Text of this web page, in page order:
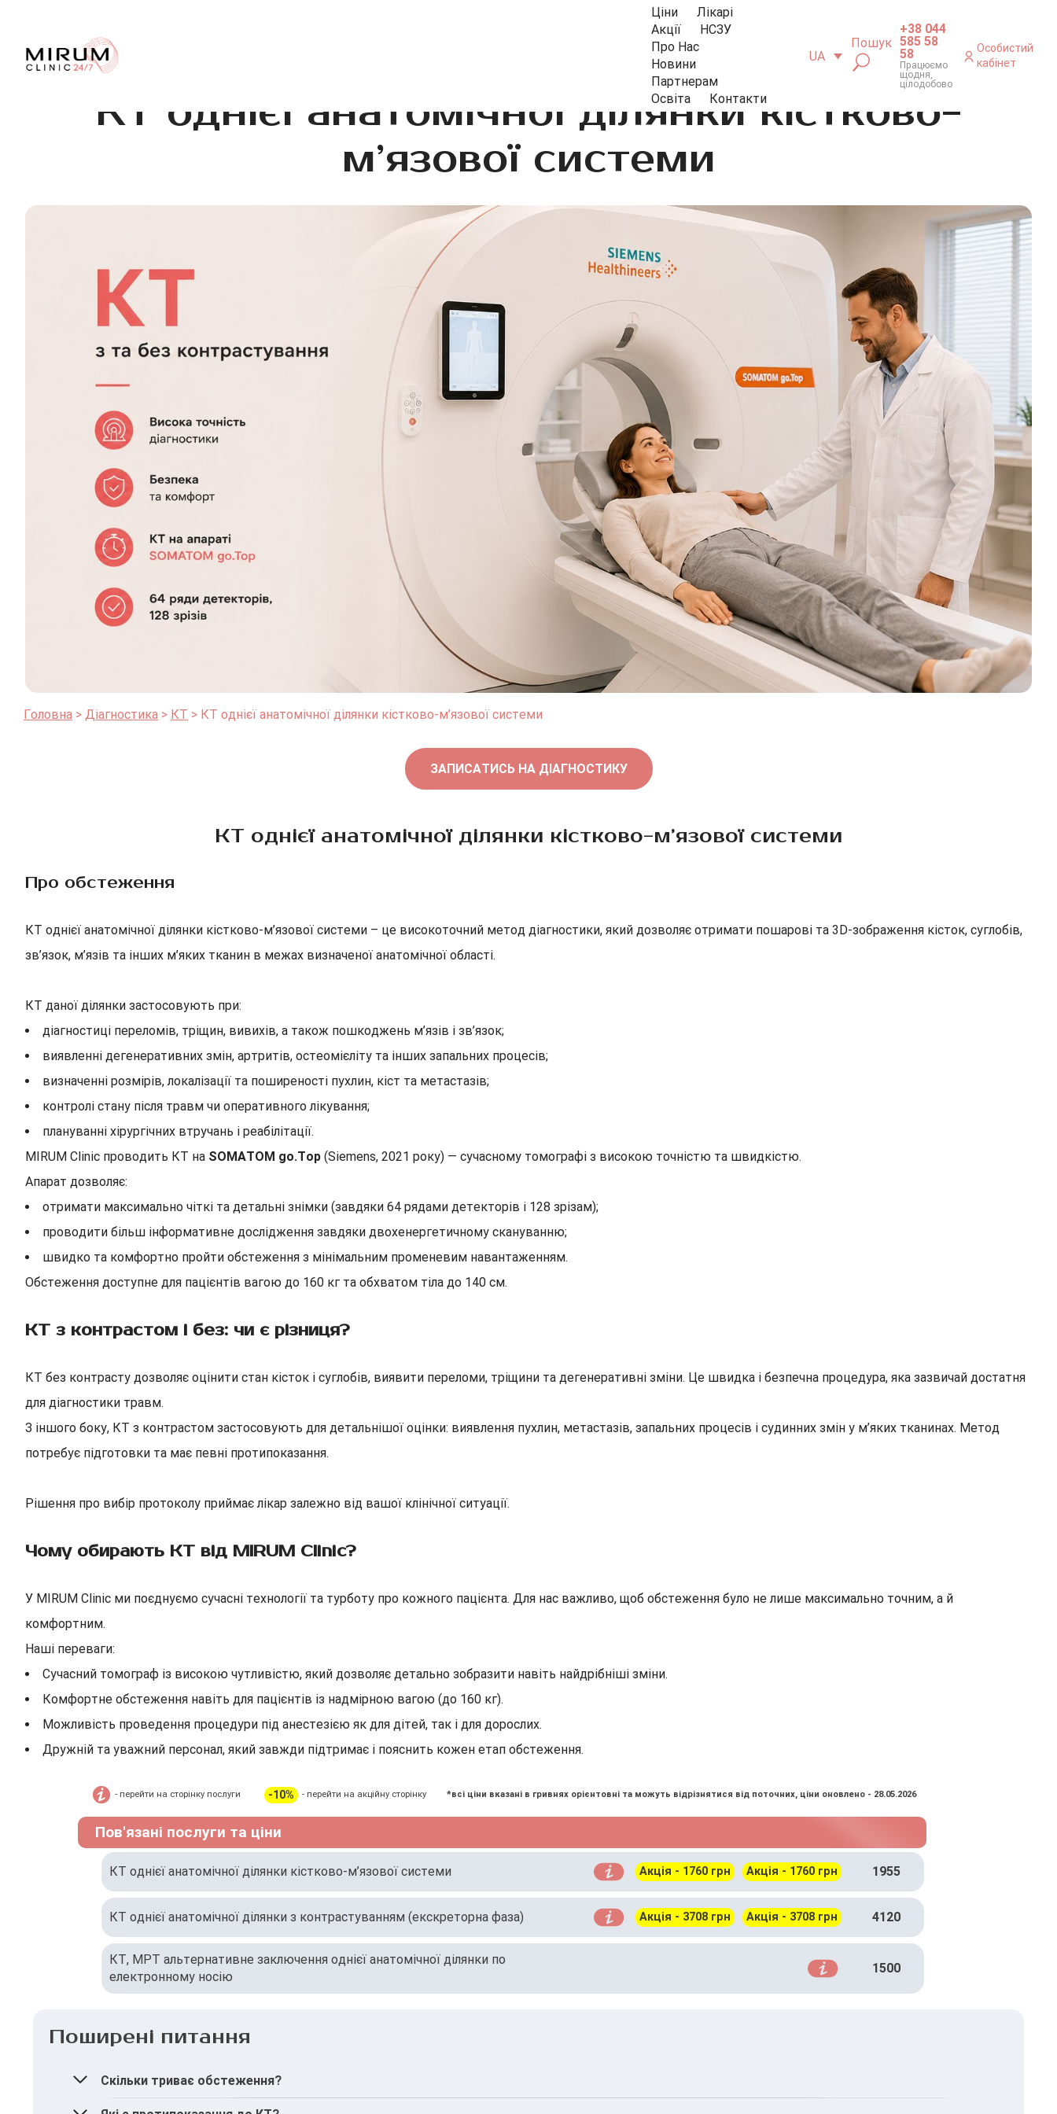
Ціни
Лікарі
Акції
НСЗУ
Про Нас
Новини
Партнерам
Освіта
Контакти
UA
Пошук
+38 044
585 58
58
Працюємо
щодня,
цілодобово
Особистий
кабінет
КТ однієї анатомічної ділянки кістково-
м’язової системи
Головна Діагностика КТ КТ однієї анатомічної ділянки кістково-м’язової системи
ЗАПИСАТИСЬ НА ДІАГНОСТИКУ
КТ однієї анатомічної ділянки кістково-м’язової системи
Про обстеження
КТ однієї анатомічної ділянки кістково-м’язової системи – це високоточний метод діагностики, який дозволяє отримати пошарові та 3D-зображення кісток, суглобів,
зв’язок, м’язів та інших м’яких тканин в межах визначеної анатомічної області.
КТ даної ділянки застосовують при:
діагностиці переломів, тріщин, вивихів, а також пошкоджень м’язів і зв’язок;
виявленні дегенеративних змін, артритів, остеомієліту та інших запальних процесів;
визначенні розмірів, локалізації та поширеності пухлин, кіст та метастазів;
контролі стану після травм чи оперативного лікування;
плануванні хірургічних втручань і реабілітації.
MIRUM Clinic проводить КТ на SOMATOM go.Top (Siemens, 2021 року) — сучасному томографі з високою точністю та швидкістю.
Апарат дозволяє:
отримати максимально чіткі та детальні знімки (завдяки 64 рядами детекторів і 128 зрізам);
проводити більш інформативне дослідження завдяки двохенергетичному скануванню;
швидко та комфортно пройти обстеження з мінімальним променевим навантаженням.
Обстеження доступне для пацієнтів вагою до 160 кг та обхватом тіла до 140 см.
КТ з контрастом і без: чи є різниця?
КТ без контрасту дозволяє оцінити стан кісток і суглобів, виявити переломи, тріщини та дегенеративні зміни. Це швидка і безпечна процедура, яка зазвичай достатня
для діагностики травм.
З іншого боку, КТ з контрастом застосовують для детальнішої оцінки: виявлення пухлин, метастазів, запальних процесів і судинних змін у м’яких тканинах. Метод
потребує підготовки та має певні протипоказання.
Рішення про вибір протоколу приймає лікар залежно від вашої клінічної ситуації.
Чому обирають КТ від MIRUM Clinic?
У MIRUM Clinic ми поєднуємо сучасні технології та турботу про кожного пацієнта. Для нас важливо, щоб обстеження було не лише максимально точним, а й
комфортним.
Наші переваги:
Сучасний томограф із високою чутливістю, який дозволяє детально зобразити навіть найдрібніші зміни.
Комфортне обстеження навіть для пацієнтів із надмірною вагою (до 160 кг).
Можливість проведення процедури під анестезією як для дітей, так і для дорослих.
Дружній та уважний персонал, який завжди підтримає і пояснить кожен етап обстеження.
- перейти на сторінку послуги -10% - перейти на акційну сторінку *всі ціни вказані в гривнях орієнтовні та можуть відрізнятися від поточних, ціни оновлено - 28.05.2026
Пов'язані послуги та ціни
КТ однієї анатомічної ділянки кістково-м’язової системи Акція - 1760 грн Акція - 1760 грн 1955
КТ однієї анатомічної ділянки з контрастуванням (екскреторна фаза) Акція - 3708 грн Акція - 3708 грн 4120
КТ, МРТ альтернативне заключення однієї анатомічної ділянки по
електронному носію
1500
Поширені питання
Скільки триває обстеження?